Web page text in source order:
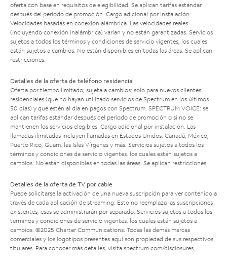
oferta con base en requisitos de elegibilidad. Se aplican tarifas estándar
después del período de promoción. Cargo adicional por instalación.
Velocidades basadas en conexión alámbrica. Las velocidades reales
(incluyendo conexión inalámbrica) varían y no están garantizadas. Servicios
sujetos a todos los términos y condiciones de servicio vigentes, los cuales
están sujetos a cambios. No están disponibles en todas las áreas. Se aplican
restricciones.
Detalles de la oferta de teléfono residencial
Oferta por tiempo limitado; sujeta a cambios; solo para nuevos clientes
residenciales (que no hayan utilizado servicios de Spectrum en los últimos
30 días) y que estén al día en pagos con Spectrum. SPECTRUM VOICE: se
aplican tarifas estándar después del período de promoción o si no se
mantienen los servicios elegibles. Cargo adicional por instalación. Las
llamadas ilimitadas incluyen llamadas en Estados Unidos, Canadá, México,
Puerto Rico, Guam, las Islas Vírgenes y más. Servicios sujetos a todos los
términos y condiciones de servicio vigentes, los cuales están sujetos a
cambios. No están disponibles en todas las áreas. Se aplican restricciones.
Detalles de la oferta de TV por cable
Puede solicitarse la activación de una nueva suscripción para ver contenido a
través de cada aplicación de streaming. Esto no reemplaza las suscripciones
existentes; esas se administrarán por separado. Servicios sujetos a todos los
términos y condiciones de servicio vigentes, los cuales están sujetos a
cambios. ©2025 Charter Communications. Todas las demás marcas
comerciales y los logotipos presentes aquí son propiedad de sus respectivos
titulares. Para conocer más detalles, visita spectrum.com/disclosures